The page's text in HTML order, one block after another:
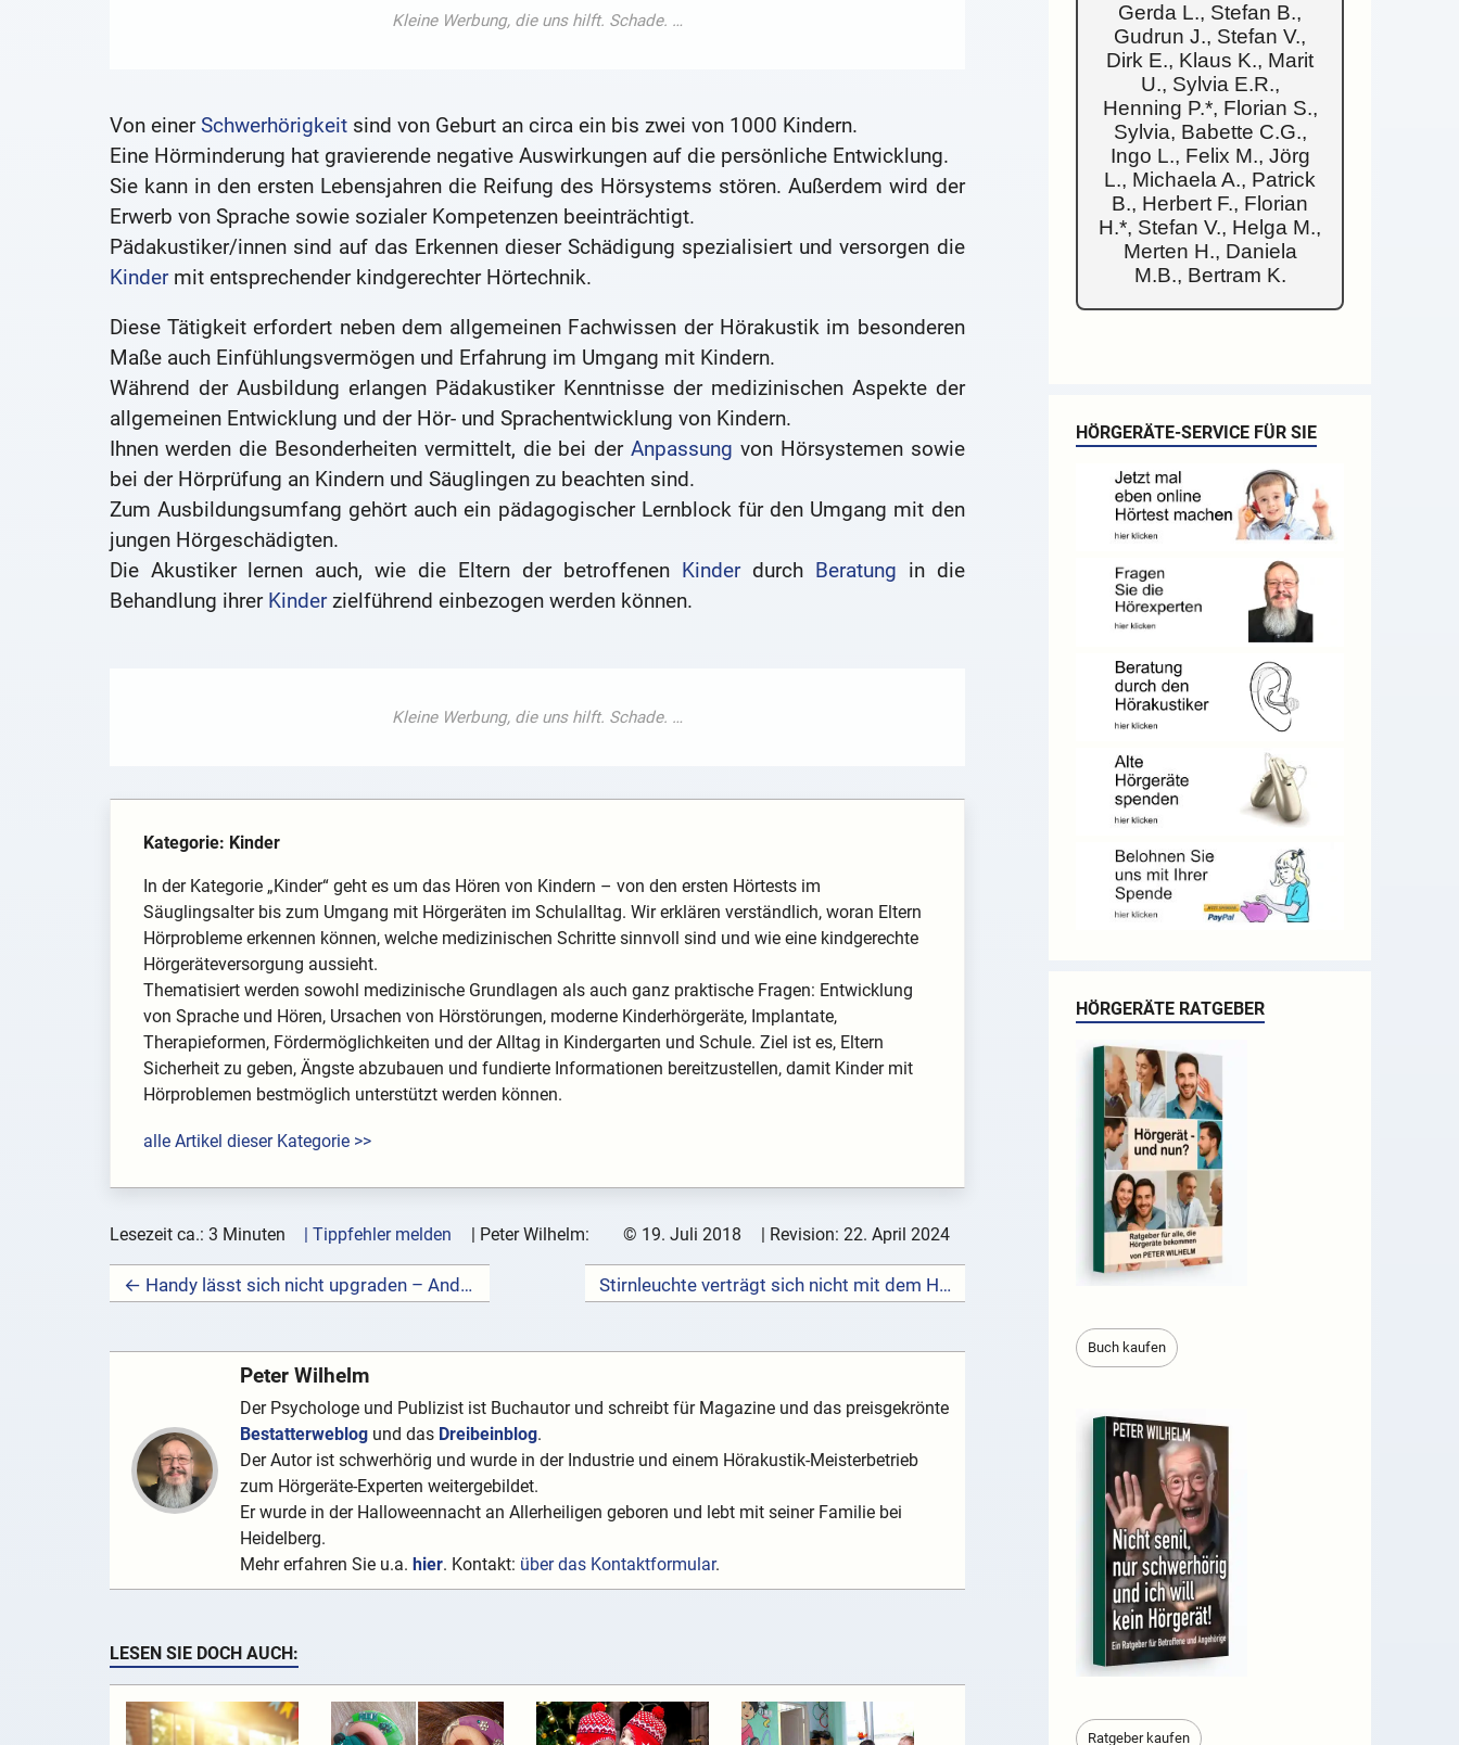
Von einerSchwerhörigkeitsind von Geburt an circa ein bis zwei von 1000 Kindern.
Eine Hörminderung hat gravierende negative Auswirkungen auf die persönliche Entwicklung.
Sie kann in den ersten Lebensjahren die Reifung des Hörsystems stören. Außerdem wird der
Erwerb von Sprache sowie sozialer Kompetenzen beeinträchtigt.
Pädakustiker/innen sind auf das Erkennen dieser Schädigung spezialisiert und versorgen die
Kindermit entsprechender kindgerechter Hörtechnik.
Diese Tätigkeit erfordert neben dem allgemeinen Fachwissen der Hörakustik im besonderen
Maße auch Einfühlungsvermögen und Erfahrung im Umgang mit Kindern.
Während der Ausbildung erlangen Pädakustiker Kenntnisse der medizinischen Aspekte der
allgemeinen Entwicklung und der Hör- und Sprachentwicklung von Kindern.
Ihnen werden die Besonderheiten vermittelt, die bei derAnpassung von Hörsystemen sowie
bei der Hörprüfung an Kindern und Säuglingen zu beachten sind.
Zum Ausbildungsumfang gehört auch ein pädagogischer Lernblock für den Umgang mit den
jungen Hörgeschädigten.
Die Akustiker lernen auch, wie die Eltern der betroffenen Kinderdurch Beratung in die
Behandlung ihrer Kinderzielführend einbezogen werden können.
Kategorie: Kinder
In der Kategorie „Kinder“ geht es um das Hören von Kindern – von den ersten Hörtests im
Säuglingsalter bis zum Umgang mit Hörgeräten im Schulalltag. Wir erklären verständlich, woran Eltern
Hörprobleme erkennen können, welche medizinischen Schritte sinnvoll sind und wie eine kindgerechte
Hörgeräteversorgung aussieht.
Thematisiert werden sowohl medizinische Grundlagen als auch ganz praktische Fragen: Entwicklung
von Sprache und Hören, Ursachen von Hörstörungen, moderne Kinderhörgeräte, Implantate,
Therapieformen, Fördermöglichkeiten und der Alltag in Kindergarten und Schule. Ziel ist es, Eltern
Sicherheit zu geben, Ängste abzubauen und fundierte Informationen bereitzustellen, damit Kinder mit
Hörproblemen bestmöglich unterstützt werden können.
alle Artikel dieser Kategorie >>
Lesezeit ca.: 3 Minuten | Tippfehler melden Peter Wilhelm: © 19. Juli 2018 | Revision: 22. April 2024
← Handy lässt sich nicht upgraden – Android versagt Stirnleuchte verträgt sich nicht mit dem Hörgerät →
Peter Wilhelm
Der Psychologe und Publizist ist Buchautor und schreibt für Magazine und das preisgekrönte
Bestatterweblogund das Dreibeinblog.
Der Autor ist schwerhörig und wurde in der Industrie und einem Hörakustik-Meisterbetrieb
zum Hörgeräte-Experten weitergebildet.
Er wurde in der Halloweennacht an Allerheiligen geboren und lebt mit seiner Familie bei
Heidelberg.
Mehr erfahren Sie u.a. hier. Kontakt: über das Kontaktformular.
LESEN SIE DOCH AUCH:
Gerda L., Stefan B.,
Gudrun J., Stefan V.,
Dirk E., Klaus K., Marit
U., Sylvia E.R.,
Henning P.*, Florian S.,
Sylvia, Babette C.G.,
Ingo L., Felix M., Jörg
L., Michaela A., Patrick
B., Herbert F., Florian
H.*, Stefan V., Helga M.,
Merten H., Daniela
M.B., Bertram K.
HÖRGERÄTE-SERVICE FÜR SIE
HÖRGERÄTE RATGEBER
Buch kaufen
Ratgeber kaufen